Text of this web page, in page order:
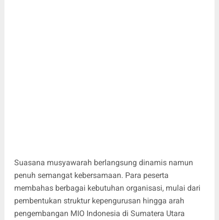
Suasana musyawarah berlangsung dinamis namun
penuh semangat kebersamaan. Para peserta
membahas berbagai kebutuhan organisasi, mulai dari
pembentukan struktur kepengurusan hingga arah
pengembangan MIO Indonesia di Sumatera Utara